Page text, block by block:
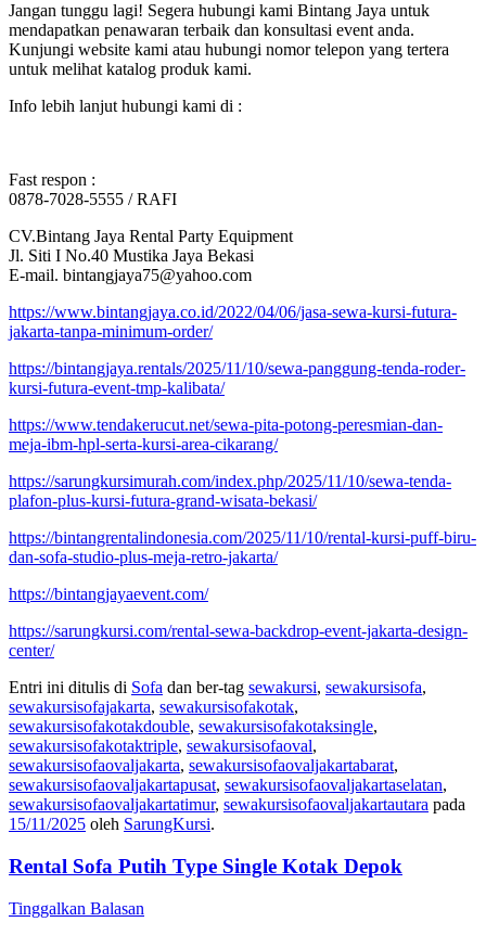
Jangan tunggu lagi! Segera hubungi kami Bintang Jaya untuk
mendapatkan penawaran terbaik dan konsultasi event anda.
Kunjungi website kami atau hubungi nomor telepon yang tertera
untuk melihat katalog produk kami.
Info lebih lanjut hubungi kami di :
Fast respon :
0878-7028-5555 / RAFI
CV.Bintang Jaya Rental Party Equipment
Jl. Siti I No.40 Mustika Jaya Bekasi
E-mail. bintangjaya75@yahoo.com
https://www.bintangjaya.co.id/2022/04/06/jasa-sewa-kursi-futura-
jakarta-tanpa-minimum-order/
https://bintangjaya.rentals/2025/11/10/sewa-panggung-tenda-roder-
kursi-futura-event-tmp-kalibata/
https://www.tendakerucut.net/sewa-pita-potong-peresmian-dan-
meja-ibm-hpl-serta-kursi-area-cikarang/
https://sarungkursimurah.com/index.php/2025/11/10/sewa-tenda-
plafon-plus-kursi-futura-grand-wisata-bekasi/
https://bintangrentalindonesia.com/2025/11/10/rental-kursi-puff-biru-
dan-sofa-studio-plus-meja-retro-jakarta/
https://bintangjayaevent.com/
https://sarungkursi.com/rental-sewa-backdrop-event-jakarta-design-
center/
Entri ini ditulis di Sofa dan ber-tag sewakursi, sewakursisofa,
sewakursisofajakarta, sewakursisofakotak,
sewakursisofakotakdouble, sewakursisofakotaksingle,
sewakursisofakotaktriple, sewakursisofaoval,
sewakursisofaovaljakarta, sewakursisofaovaljakartabarat,
sewakursisofaovaljakartapusat, sewakursisofaovaljakartaselatan,
sewakursisofaovaljakartatimur, sewakursisofaovaljakartautara pada
15/11/2025 oleh SarungKursi.
Rental Sofa Putih Type Single Kotak Depok
Tinggalkan Balasan